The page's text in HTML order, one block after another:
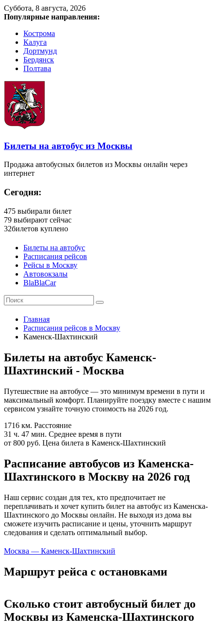
Суббота, 8 августа, 2026
Популярные направления:
Кострома
Калуга
Дортмунд
Бердянск
Полтава
Билеты на автобус из Москвы
Продажа автобусных билетов из Москвы онлайн через
интернет
Сегодня:
475 выбирали билет
79 выбирают сейчас
32билетов куплено
Билеты на автобус
Расписания рейсов
Рейсы в Москву
Автовокзалы
BlaBlaCar
Главная
Расписания рейсов в Москву
Каменск-Шахтинский
Билеты на автобус Каменск-
Шахтинский - Москва
Путешествие на автобусе — это минимум времени в пути и
максимальный комфорт. Планируйте поездку вместе с нашим
сервисом узнайте точную стоимость на 2026 год.
1716 км. Расстояние
31 ч. 47 мин. Среднее время в пути
от 800 руб. Цена билета в Каменск-Шахтинский
Расписание автобусов из Каменска-
Шахтинского в Москву на 2026 год
Наш сервис создан для тех, кто предпочитает не
переплачивать и хочет купить билет на автобус из Каменска-
Шахтинского до Москвы онлайн. Не выходя из дома вы
сможете изучить расписание и цены, уточнить маршрут
следования и сделать оптимальный выбор.
Москва — Каменск-Шахтинский
Маршрут рейса с остановками
Сколько стоит автобусный билет до
Москвы из Каменска-Шахтинского